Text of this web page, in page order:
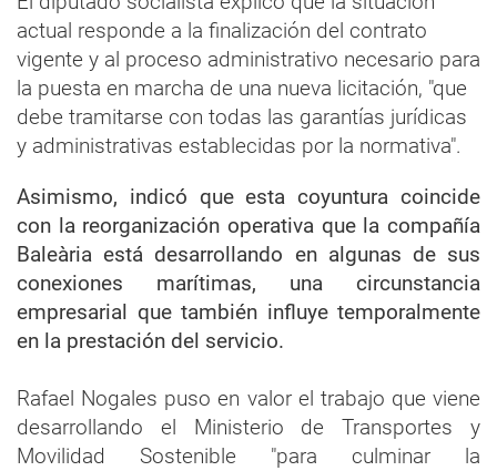
actual responde a la finalización del contrato
vigente y al proceso administrativo necesario para
la puesta en marcha de una nueva licitación, "que
debe tramitarse con todas las garantías jurídicas
y administrativas establecidas por la normativa".
Asimismo, indicó que esta coyuntura coincide
con la reorganización operativa que la compañía
Baleària está desarrollando en algunas de sus
conexiones marítimas, una circunstancia
empresarial que también influye temporalmente
en la prestación del servicio.
Rafael Nogales puso en valor el trabajo que viene
desarrollando el Ministerio de Transportes y
Movilidad Sostenible "para culminar la